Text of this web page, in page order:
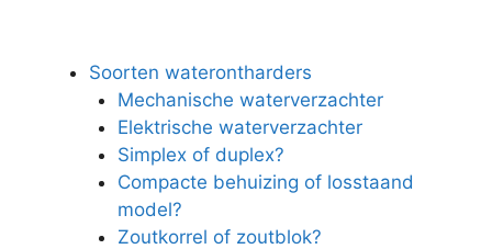
Soorten waterontharders
Mechanische waterverzachter
Elektrische waterverzachter
Simplex of duplex?
Compacte behuizing of losstaand
model?
Zoutkorrel of zoutblok?